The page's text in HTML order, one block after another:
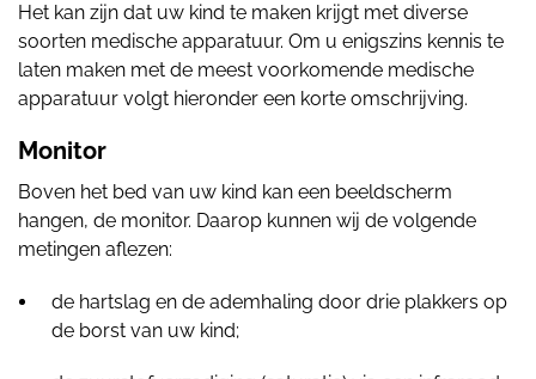
Het kan zijn dat uw kind te maken krijgt met diverse
soorten medische apparatuur. Om u enigszins kennis te
laten maken met de meest voorkomende medische
apparatuur volgt hieronder een korte omschrijving.
Monitor
Boven het bed van uw kind kan een beeldscherm
hangen, de monitor. Daarop kunnen wij de volgende
metingen aflezen:
de hartslag en de ademhaling door drie plakkers op
de borst van uw kind;